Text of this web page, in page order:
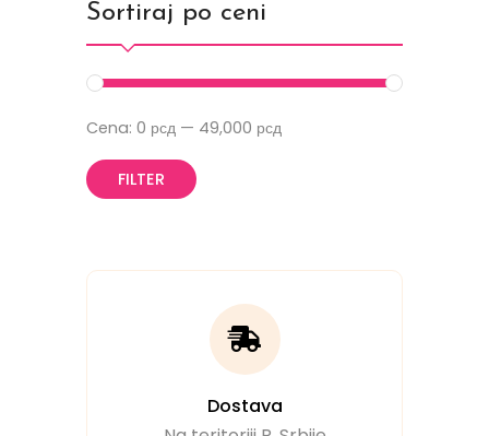
Sortiraj po ceni
FILTER
Cena: 0 рсд — 49,000 рсд
Dostava